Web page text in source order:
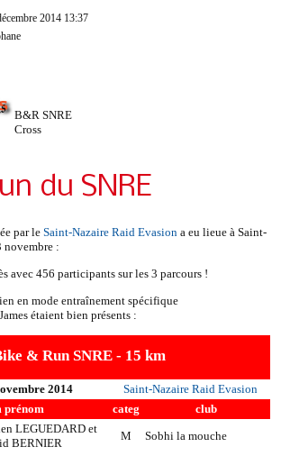
2014 13:37
B&R SNRE
Cross
du SNRE
par leSaint-Nazaire Raid Evasion a eu lieue à Saint-
novembre :
avec 456 participants sur les 3 parcours !
en mode entraînement spécifique
étaient bien présents :
& Run SNRE - 15 km
2014
Saint-Nazaire Raid Evasion
prénom categ club
LEGUEDARD et
BERNIER
M Sobhi la mouche